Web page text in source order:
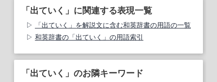
「出ていく」に関連する表現一覧
「出ていく」を解説文に含む和英辞書の用語の一覧
和英辞書の「出ていく」の用語索引
「出ていく」のお隣キーワード